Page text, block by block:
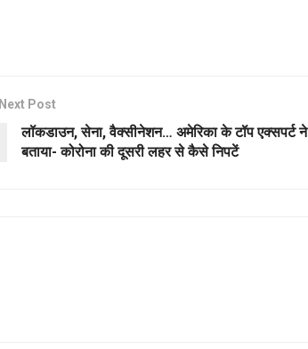
Next Post
लॉकडाउन, सेना, वैक्सीनेशन… अमेरिका के टॉप एक्सपर्ट ने
बताया- कोरोना की दूसरी लहर से कैसे निपटें